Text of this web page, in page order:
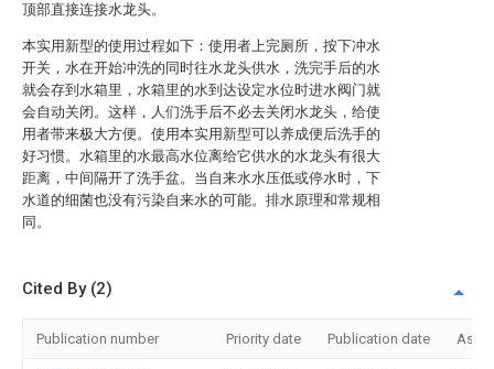
顶部直接连接水龙头。
本实用新型的使用过程如下：使用者上完厕所，按下冲水
开关，水在开始冲洗的同时往水龙头供水，洗完手后的水
就会存到水箱里，水箱里的水到达设定水位时进水阀门就
会自动关闭。这样，人们洗手后不必去关闭水龙头，给使
用者带来极大方便。使用本实用新型可以养成便后洗手的
好习惯。水箱里的水最高水位离给它供水的水龙头有很大
距离，中间隔开了洗手盆。当自来水水压低或停水时，下
水道的细菌也没有污染自来水的可能。排水原理和常规相
同。
Cited By (2)
Publication number Priority date Publication date